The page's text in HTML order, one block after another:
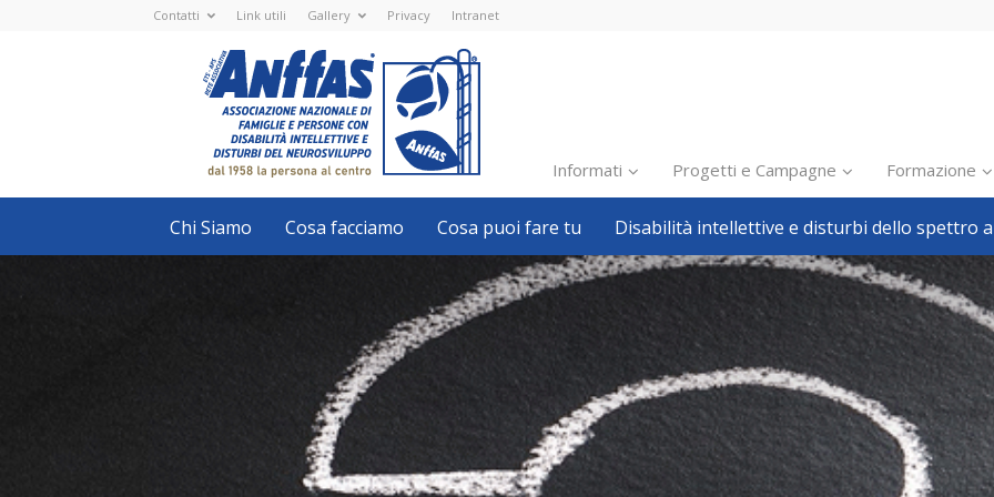
Contatti Link utili Gallery Privacy Intranet
Nazionale
ETS
-
APS
Associazione
Nazionale
di
Famiglie
e
con
disabilità
intellettive
Informati
Inclusione scolastica
Inclusione lavorativa
Notizie dalla FISH
Politiche sociali
Sport
Formazione
Avvisi, bandi
Ricerca e Scienza
Welfare locale
Progetti e Campagne Formazione
Chi Siamo Cosa facciamo Cosa puoi fare tu Disabilità intellettive e disturbi dello spettro